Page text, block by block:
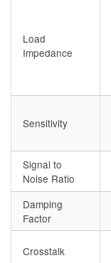
Load
Impedance
Sensitivity
Signal to
Noise Ratio
Damping
Factor
Crosstalk